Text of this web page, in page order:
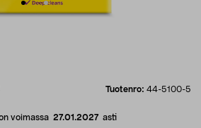
Tuotenro: 44-5100-5
voimassa 27.01.2027 asti